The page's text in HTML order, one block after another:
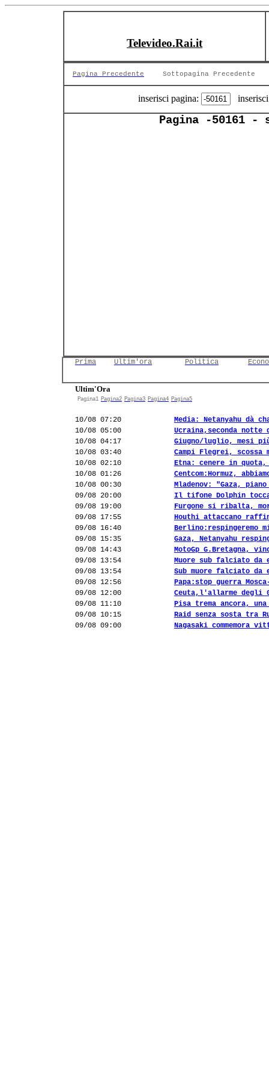
Televideo.Rai.it
Pagina Precedente Sottopagina Precedente
inserisci pagina:
Pagina -50161 -
Prima Ultim'ora Politica
Ultim'Ora
Pagina1 Pagina2 Pagina3 Pagina4 Pagina5
10/08 07:20
Media: Netanyahu dà
10/08 05:00
Ucraina,seconda
10/08 04:17
Giugno/luglio, mesi
10/08 03:40
Campi Flegrei, scossa
10/08 02:10
Etna: cenere in
10/08 01:26
Centcom:Hormuz,
10/08 00:30
Mladenov: "Gaza,
09/08 20:00
Il tifone Dolphin
09/08 19:00
Furgone si ribalta,
09/08 17:55
Houthi attaccano
09/08 16:40
09/08 15:35
Gaza, Netanyahu
09/08 14:43
MotoGp G.Bretagna,
09/08 13:54
Muore sub falciato da
09/08 13:54
Sub muore falciato da
09/08 12:56
Papa:stop guerra
09/08 12:00
Ceuta,l'allarme degli
09/08 11:10
Pisa trema ancora,
09/08 10:15
Raid senza sosta tra
09/08 09:00
Nagasaki commemora